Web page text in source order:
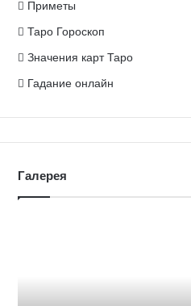
Приметы
Таро Гороскоп
Значения карт Таро
Гадание онлайн
Галерея